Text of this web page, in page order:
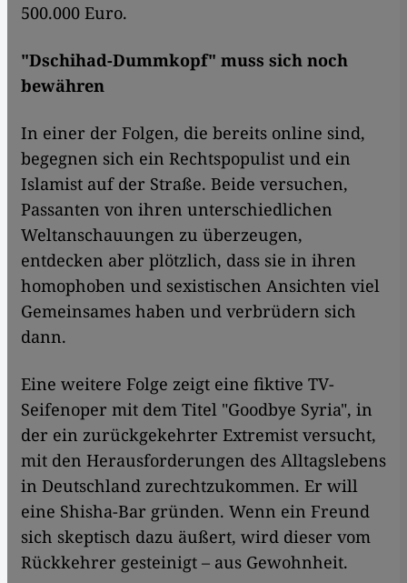
500.000 Euro.
"Dschihad-Dummkopf" muss sich noch
bewähren
In einer der Folgen, die bereits online sind,
begegnen sich ein Rechtspopulist und ein
Islamist auf der Straße. Beide versuchen,
Passanten von ihren unterschiedlichen
Weltanschauungen zu überzeugen,
entdecken aber plötzlich, dass sie in ihren
homophoben und sexistischen Ansichten viel
Gemeinsames haben und verbrüdern sich
dann.
Eine weitere Folge zeigt eine fiktive TV-
Seifenoper mit dem Titel "Goodbye Syria", in
der ein zurückgekehrter Extremist versucht,
mit den Herausforderungen des Alltagslebens
in Deutschland zurechtzukommen. Er will
eine Shisha-Bar gründen. Wenn ein Freund
sich skeptisch dazu äußert, wird dieser vom
Rückkehrer gesteinigt – aus Gewohnheit.